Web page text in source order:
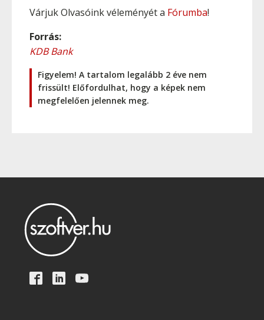
Várjuk Olvasóink véleményét a Fórumba!
Forrás:
KDB Bank
Figyelem! A tartalom legalább 2 éve nem
frissült! Előfordulhat, hogy a képek nem
megfelelően jelennek meg.